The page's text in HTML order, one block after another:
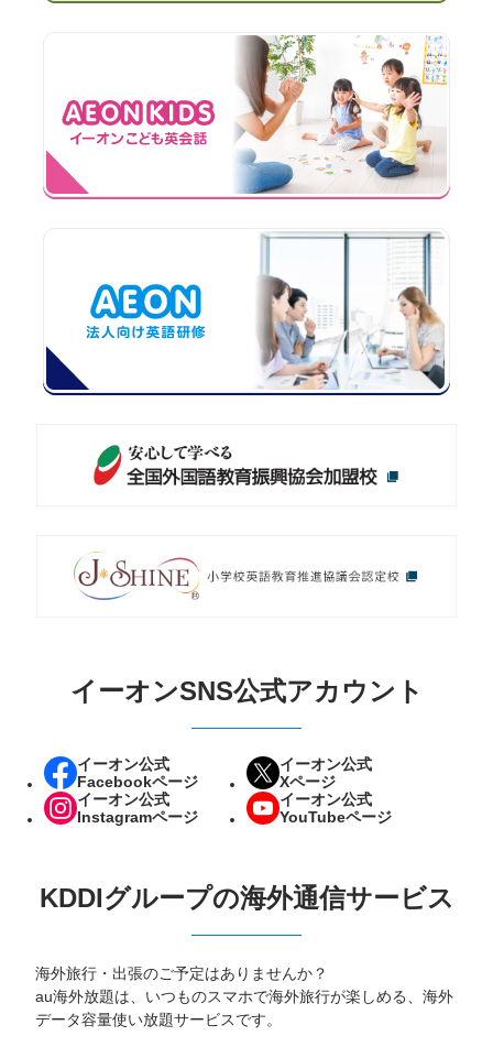
イーオンSNS公式アカウント
イーオン公式
Facebookページ
イーオン公式
Xページ
イーオン公式
Instagramページ
イーオン公式
YouTubeページ
KDDIグループの海外通信サービス
海外旅行・出張のご予定はありませんか？
au海外放題は、いつものスマホで海外旅行が楽しめる、海外
データ容量使い放題サービスです。